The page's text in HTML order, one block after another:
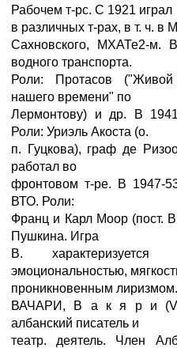
Рабочем т-рс. С 1921 играл
в различных т-рах, в т. ч. в
Сахновского, МХАТе2-м.
водного транспорта.
Роли: Протасов
нашего времени" по
Лермонтову) и др. В
Роли: Уриэль Акоста (о.
п. Гуцкова), граф де
работал во
фронтовом т-ре. В 1947-
ВТО. Роли:
Франц и Карл Моор (пост.
Пушкина. Игра
В. характеризуется
эмоциональностью,
проникновенным
ВАЧАРИ, В а к я р и
албанский писатель и
театр. деятель. Член